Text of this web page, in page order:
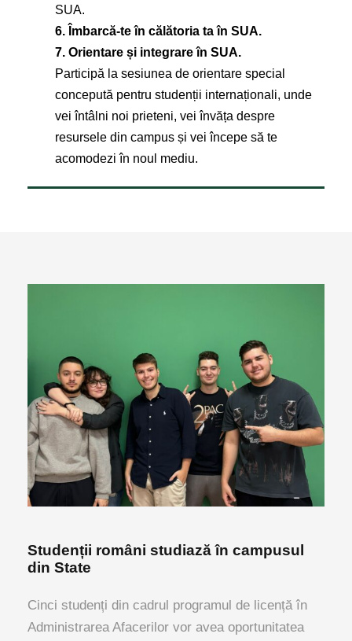
SUA.
6. Îmbarcă-te în călătoria ta în SUA.
7. Orientare și integrare în SUA.
Participă la sesiunea de orientare special
concepută pentru studenții internaționali, unde
vei întâlni noi prieteni, vei învăța despre
resursele din campus și vei începe să te
acomodezi în noul mediu.
Studenții români studiază în campusul
din State
Cinci studenți din cadrul programul de licență în
Administrarea Afacerilor vor avea oportunitatea